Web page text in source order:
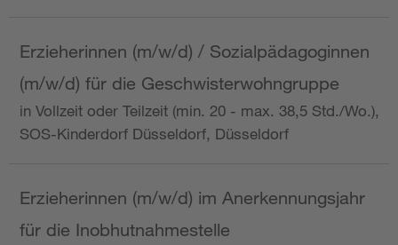
Erzieherinnen (m/w/d) / Sozialpädagoginnen
(m/w/d) für die Geschwisterwohngruppe
in Vollzeit oder Teilzeit (min. 20 - max. 38,5 Std./Wo.),
SOS-Kinderdorf Düsseldorf, Düsseldorf
Erzieherinnen (m/w/d) im Anerkennungsjahr
für die Inobhutnahmestelle